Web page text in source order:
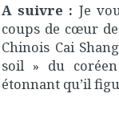
A suivre : Je
coups de cœur
Chinois Cai
soil » du
étonnant qu’il